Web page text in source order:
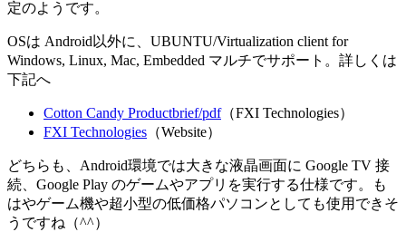
定のようです。
OSは Android以外に、UBUNTU/Virtualization client for
Windows, Linux, Mac, Embedded マルチでサポート。詳しくは
下記へ
Cotton Candy Productbrief/pdf（FXI Technologies）
FXI Technologies （Website）
どちらも、Android環境では大きな液晶画面に Google TV 接
続、Google Play のゲームやアプリを実行する仕様です。も
はやゲーム機や超小型の低価格パソコンとしても使用できそ
うですね（^^）